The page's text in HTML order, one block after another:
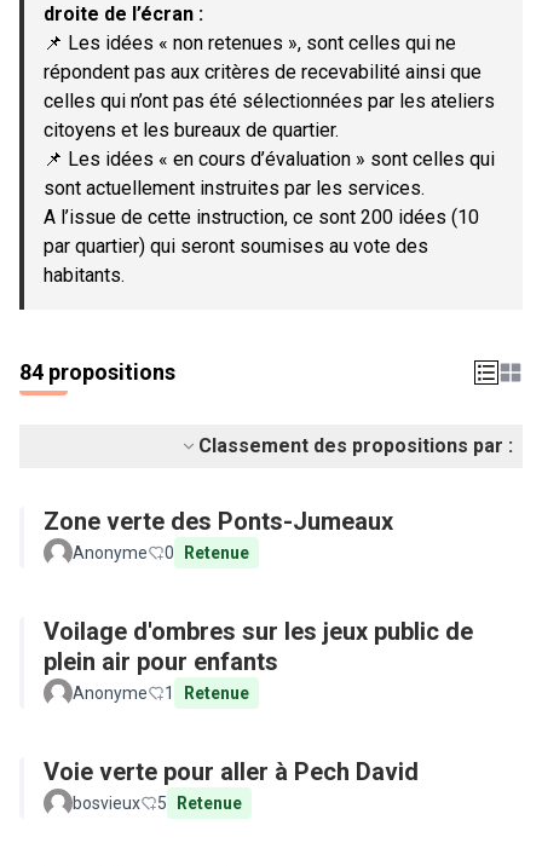
droite de l’écran :
📌 Les idées « non retenues », sont celles qui ne
répondent pas aux critères de recevabilité ainsi que
celles qui n’ont pas été sélectionnées par les ateliers
citoyens et les bureaux de quartier.
📌 Les idées « en cours d’évaluation » sont celles qui
sont actuellement instruites par les services.
A l’issue de cette instruction, ce sont 200 idées (10
par quartier) qui seront soumises au vote des
habitants.
84 propositions
Classement des propositions par :
Zone verte des Ponts-Jumeaux
Anonyme 0 Retenue
Voilage d'ombres sur les jeux public de
plein air pour enfants
Anonyme 1 Retenue
Voie verte pour aller à Pech David
bosvieux 5 Retenue